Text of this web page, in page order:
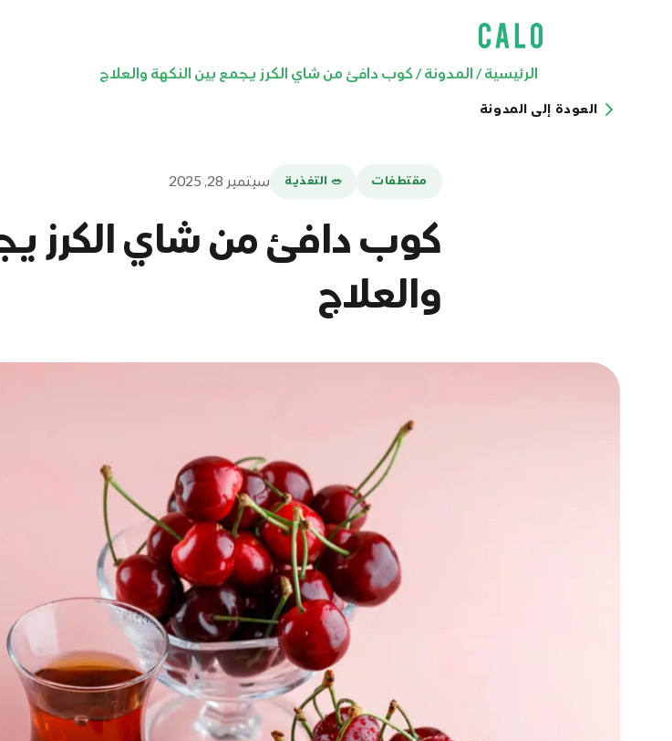
الرئيسية/ المدونة/ كوب دافئ من شاي الكرز يجمع بين النكهة والعلاج
العودة إلى المدونة
مقتطفات 🥗 التغذية سبتمبر 28, 2025
كوب دافئ من شاي الكرز
والعلاج